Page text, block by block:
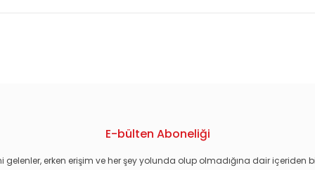
E-bülten Aboneliği
gelenler, erken erişim ve her şey yolunda olup olmadığına dair içeriden